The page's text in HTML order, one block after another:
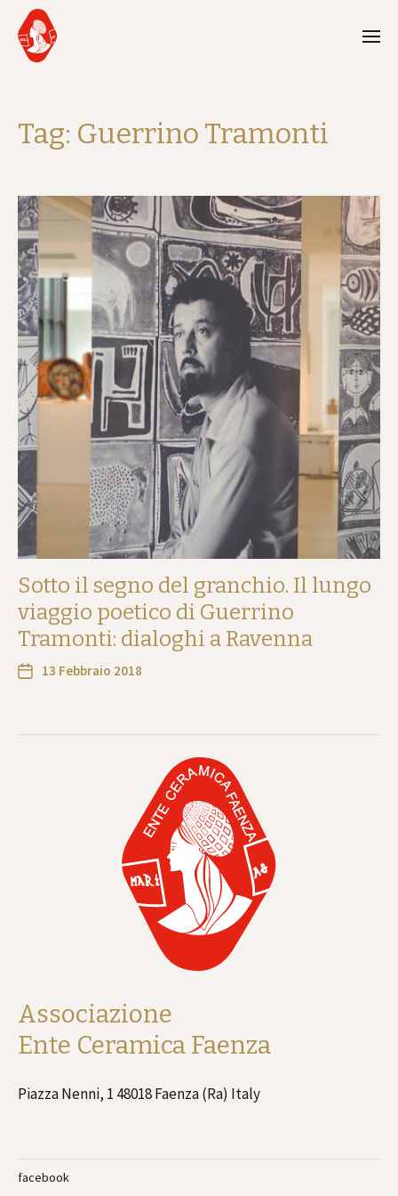
Tag: Guerrino Tramonti
Sotto il segno del granchio. Il lungo
viaggio poetico di Guerrino
Tramonti: dialoghi a Ravenna
13 Febbraio 2018
Associazione
Ente Ceramica Faenza
Piazza Nenni, 1 48018 Faenza (Ra) Italy
facebook